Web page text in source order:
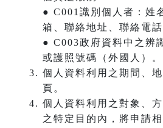
● C001識別個人者：姓
箱、聯絡地址、聯絡電話
● C003政府資料中之辨
或護照號碼（外國人）。
個人資料利用之期間、
頁。
個人資料利用之對象、
之特定目的內，將申請